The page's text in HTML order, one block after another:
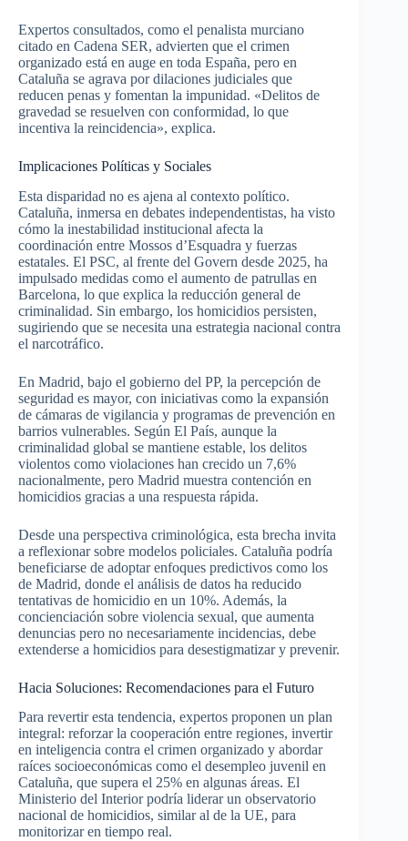
Expertos consultados, como el penalista murciano
citado en Cadena SER, advierten que el crimen
organizado está en auge en toda España, pero en
Cataluña se agrava por dilaciones judiciales que
reducen penas y fomentan la impunidad. «Delitos de
gravedad se resuelven con conformidad, lo que
incentiva la reincidencia», explica.
Implicaciones Políticas y Sociales
Esta disparidad no es ajena al contexto político.
Cataluña, inmersa en debates independentistas, ha visto
cómo la inestabilidad institucional afecta la
coordinación entre Mossos d’Esquadra y fuerzas
estatales. El PSC, al frente del Govern desde 2025, ha
impulsado medidas como el aumento de patrullas en
Barcelona, lo que explica la reducción general de
criminalidad. Sin embargo, los homicidios persisten,
sugiriendo que se necesita una estrategia nacional contra
el narcotráfico.
En Madrid, bajo el gobierno del PP, la percepción de
seguridad es mayor, con iniciativas como la expansión
de cámaras de vigilancia y programas de prevención en
barrios vulnerables. Según El País, aunque la
criminalidad global se mantiene estable, los delitos
violentos como violaciones han crecido un 7,6%
nacionalmente, pero Madrid muestra contención en
homicidios gracias a una respuesta rápida.
Desde una perspectiva criminológica, esta brecha invita
a reflexionar sobre modelos policiales. Cataluña podría
beneficiarse de adoptar enfoques predictivos como los
de Madrid, donde el análisis de datos ha reducido
tentativas de homicidio en un 10%. Además, la
concienciación sobre violencia sexual, que aumenta
denuncias pero no necesariamente incidencias, debe
extenderse a homicidios para desestigmatizar y prevenir.
Hacia Soluciones: Recomendaciones para el Futuro
Para revertir esta tendencia, expertos proponen un plan
integral: reforzar la cooperación entre regiones, invertir
en inteligencia contra el crimen organizado y abordar
raíces socioeconómicas como el desempleo juvenil en
Cataluña, que supera el 25% en algunas áreas. El
Ministerio del Interior podría liderar un observatorio
nacional de homicidios, similar al de la UE, para
monitorizar en tiempo real.